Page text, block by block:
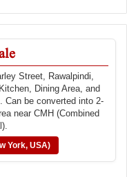
Street, Rawalpindi,
Dining Area, and
Can be converted into 2-
near CMH (Combined
York, USA)